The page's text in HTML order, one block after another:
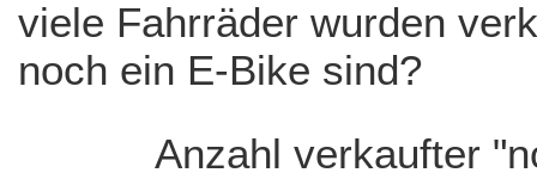
viele Fahrräder wurden
noch ein E-Bike sind?
Anzahl verkaufter